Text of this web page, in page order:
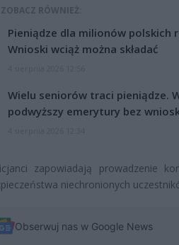
ZOBACZ RÓWNIEŻ:
Pieniądze dla milionów polskich
Wnioski wciąż można składać
Wielu seniorów traci pieniądze.
podwyższy emerytury bez
zapowiadają prowadzenie
niechronionych
Obserwuj nas w Google News